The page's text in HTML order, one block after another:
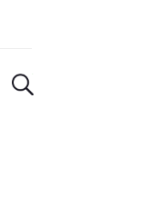
Поиск по сайту